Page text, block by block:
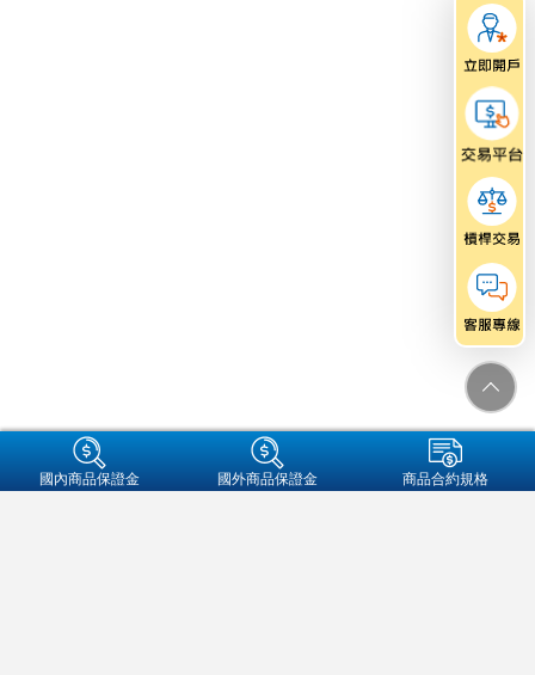
+集團成員
國內商品保證金 國外商品保證金 商品合約規格